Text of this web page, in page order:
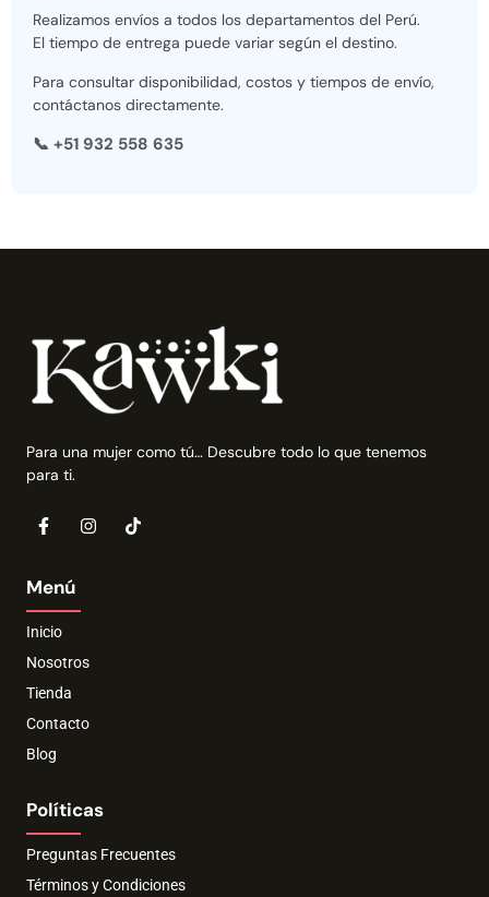
Realizamos envíos a todos los departamentos del Perú.
El tiempo de entrega puede variar según el destino.
Para consultar disponibilidad, costos y tiempos de envío,
contáctanos directamente.
📞 +51 932 558 635
Para una mujer como tú… Descubre todo lo que tenemos
para ti.
Menú
Inicio
Nosotros
Tienda
Contacto
Blog
Políticas
Preguntas Frecuentes
Términos y Condiciones